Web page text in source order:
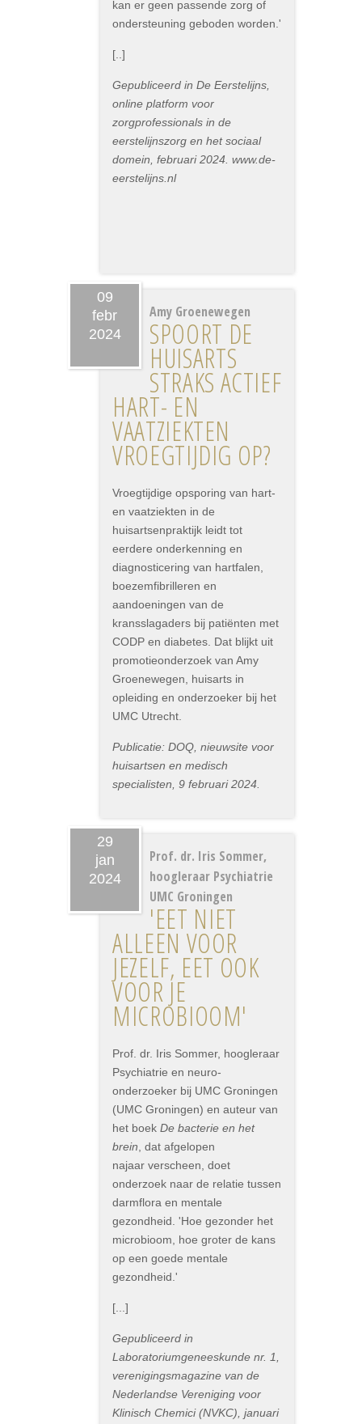
kan er geen passende zorg of
ondersteuning geboden worden.'
[..]
Gepubliceerd in De Eerstelijns,
online platform voor
zorgprofessionals in de
eerstelijnszorg en het sociaal
domein, februari 2024. www.de-
eerstelijns.nl
09
febr
2024
Amy Groenewegen
SPOORT DE
HUISARTS
STRAKS ACTIEF
HART- EN
VAATZIEKTEN
VROEGTIJDIG OP?
Vroegtijdige opsporing van hart-
en vaatziekten in de
huisartsenpraktijk leidt tot
eerdere onderkenning en
diagnosticering van hartfalen,
boezemfibrilleren en
aandoeningen van de
kransslagaders bij patiënten met
CODP en diabetes. Dat blijkt uit
promotieonderzoek van Amy
Groenewegen, huisarts in
opleiding en onderzoeker bij het
UMC Utrecht.
Publicatie: DOQ, nieuwsite voor
huisartsen en medisch
specialisten, 9 februari 2024.
29
jan
2024
Prof. dr. Iris Sommer,
hoogleraar Psychiatrie
UMC Groningen
'EET NIET
ALLEEN VOOR
JEZELF, EET OOK
VOOR JE
MICROBIOOM'
Prof. dr. Iris Sommer, hoogleraar
Psychiatrie en neuro-
onderzoeker bij UMC Groningen
(UMC Groningen) en auteur van
het boek De bacterie en het
brein , dat afgelopen
najaar verscheen, doet
onderzoek naar de relatie tussen
darmflora en mentale
gezondheid. 'Hoe gezonder het
microbioom, hoe groter de kans
op een goede mentale
gezondheid.'
[...]
Gepubliceerd in
Laboratoriumgeneeskunde nr. 1,
verenigingsmagazine van de
Nederlandse Vereniging voor
Klinisch Chemici (NVKC), januari